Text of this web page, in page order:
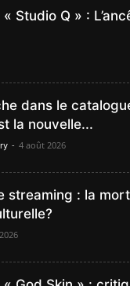
Studio Q » :
dans le
la nouvelle...
- 4 août 2026
streaming : la